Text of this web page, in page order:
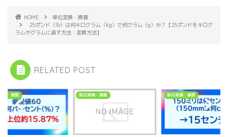
HOME
単位変換・換算
25ポンド（lb）は何キログラム（kg）で何グラム（g）か？【25ポンドをキログ
ラムやグラムに直す方法：変換方法】
RELATED POST
換・換算 単位変換・換算 単位変換・換算